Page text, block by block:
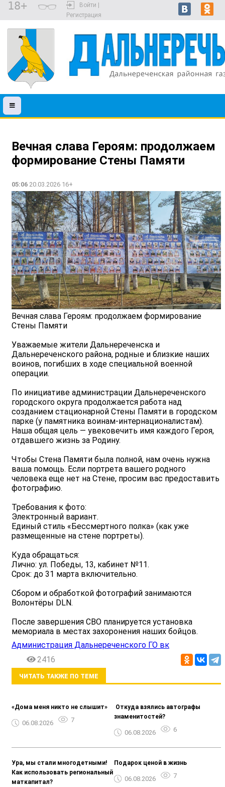
18+
Войти |
Регистрация
Вечная слава Героям: продолжаем
формирование Стены Памяти
05:06 20.03.2026 16+
Вечная слава Героям: продолжаем формирование
Стены Памяти
Уважаемые жители Дальнереченска и
Дальнереченского района, родные и близкие наших
воинов, погибших в ходе специальной военной
операции.
По инициативе администрации Дальнереченского
городского округа продолжается работа над
созданием стационарной Стены Памяти в городском
парке (у памятника воинам-интернационалистам).
Наша общая цель — увековечить имя каждого Героя,
отдавшего жизнь за Родину.
Чтобы Стена Памяти была полной, нам очень нужна
ваша помощь. Если портрета вашего родного
человека еще нет на Стене, просим вас предоставить
фотографию.
Требования к фото:
Электронный вариант.
Единый стиль «Бессмертного полка» (как уже
размещенные на стене портреты).
Куда обращаться:
Лично: ул. Победы, 13, кабинет №11.
Срок: до 31 марта включительно.
Сбором и обработкой фотографий занимаются
Волонтёры DLN.
После завершения СВО планируется установка
мемориала в местах захоронения наших бойцов.
Администрация Дальнереченского ГО вк
2416
ЧИТАТЬ ТАКЖЕ ПО ТЕМЕ
«Дома меня никто не слышит»
06.08.2026 7
️ Откуда взялись автографы
знаменитостей?
06.08.2026 6
Ура, мы стали многодетными!
Как использовать региональный
маткапитал?
Подарок ценой в жизнь
06.08.2026 7